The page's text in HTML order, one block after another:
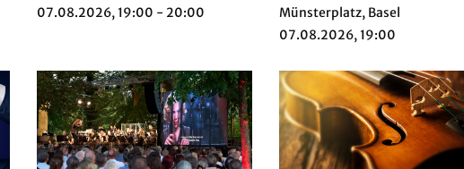
07.08.2026, 19:00 - 20:00
Münsterplatz, Basel
07.08.2026, 19:00